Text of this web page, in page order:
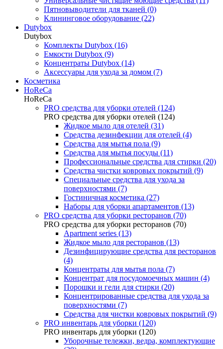
Пятновыводители для тканей (0)
Клининговое оборудование (22)
Dutybox
Dutybox
Комплекты Dutybox (16)
Емкости Dutybox (9)
Концентраты Dutybox (14)
Аксессуары для ухода за домом (7)
Косметика
HoReCa
HoReCa
PRO средства для уборки отелей (124)
PRO средства для уборки отелей (124)
Жидкое мыло для отелей (31)
Средства дезинфекции для отелей (4)
Средства для мытья пола (9)
Средства для мытья посуды (11)
Профессиональные средства для стирки (20)
Средства чистки ковровых покрытий (9)
Специальные средства для ухода за
поверхностями (7)
Гостиничная косметика (27)
Наборы для уборки апартаментов (13)
PRO средства для уборки ресторанов (70)
PRO средства для уборки ресторанов (70)
Apartment series (13)
Жидкое мыло для ресторанов (13)
Дезинфицирующие средства для ресторанов
(4)
Концентраты для мытья пола (7)
Концентрат для посудомоечных машин (4)
Порошки и гели для стирки (20)
Концентрированные средства для ухода за
поверхностями (7)
Средства для чистки ковровых покрытий (9)
PRO инвентарь для уборки (120)
PRO инвентарь для уборки (120)
Уборочные тележки, ведра, комплектующие